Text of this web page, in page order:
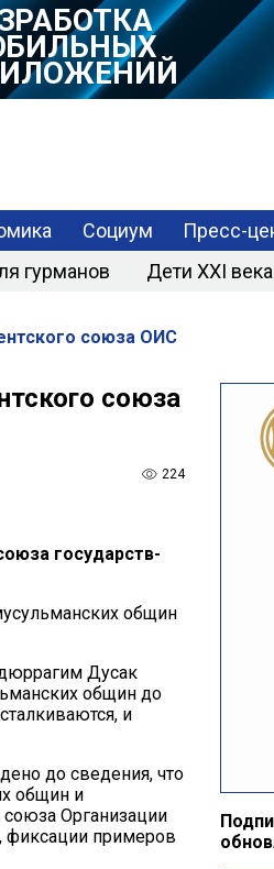
Социум Пресс-
гурманов Дети XXI века
союза ОИС
союза
224
государств-
общин
Дусак
общин до
и
до сведения, что
общин и
Организации
фиксации примеров